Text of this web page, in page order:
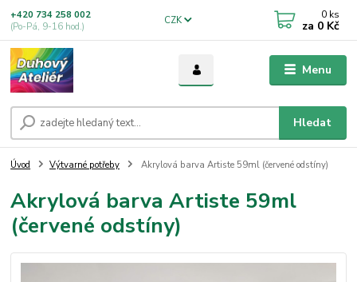
Menu
CZK
Hledat
+420 734 258 002
(Po-Pá, 9-16 hod.)
0 ks
za 0 Kč
Úvod Výtvarné potřeby Akrylová barva Artiste 59ml (červené odstíny)
Akrylová barva Artiste 59ml
(červené odstíny)